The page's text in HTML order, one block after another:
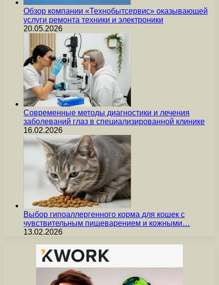
Обзор компании «Технобытсервис» оказывающей
услуги ремонта техники и электроники
20.05.2026
Современные методы диагностики и лечения
заболеваний глаз в специализированной клинике
16.02.2026
Выбор гипоаллергенного корма для кошек с
чувствительным пищеварением и кожными…
13.02.2026